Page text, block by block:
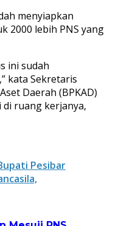
menyiapkan
2000 lebih PNS yang
ini sudah
kata Sekretaris
Daerah (BPKAD)
ruang kerjanya,
Pesibar